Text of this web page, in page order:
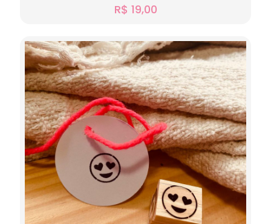
R$ 19,00